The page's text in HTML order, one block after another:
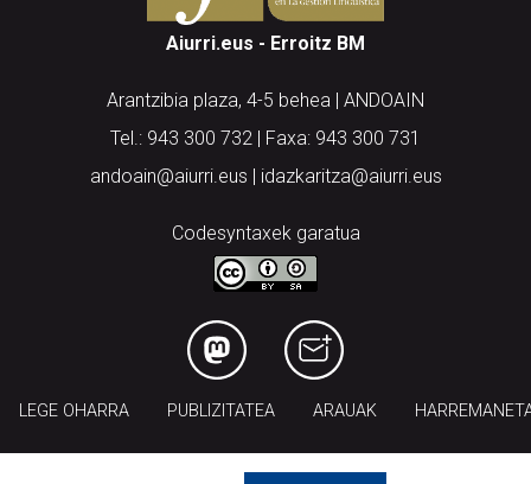
Aiurri.eus - Erroitz BM
Arantzibia plaza, 4-5 behea | ANDOAIN
Tel.: 943 300 732 | Faxa: 943 300 731
andoain@aiurri.eus | idazkaritza@aiurri.eus
Codesyntaxek garatua
LEGE OHARRA PUBLIZITATEA ARAUAK